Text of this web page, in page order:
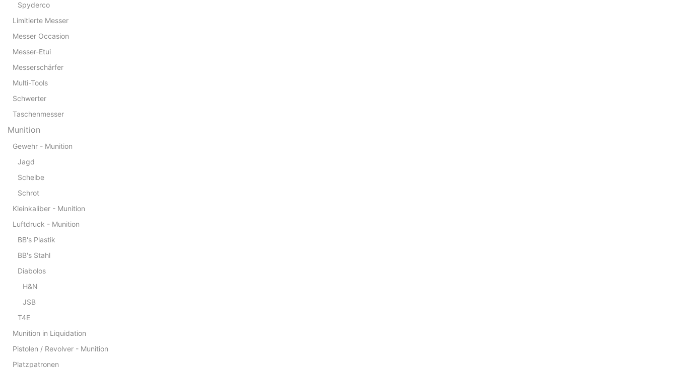
Spyderco
Limitierte Messer
Messer Occasion
Messer-Etui
Messerschärfer
Multi-Tools
Schwerter
Taschenmesser
Munition
Gewehr - Munition
Jagd
Scheibe
Schrot
Kleinkaliber - Munition
Luftdruck - Munition
BB's Plastik
BB's Stahl
Diabolos
H&N
JSB
T4E
Munition in Liquidation
Pistolen / Revolver - Munition
Platzpatronen